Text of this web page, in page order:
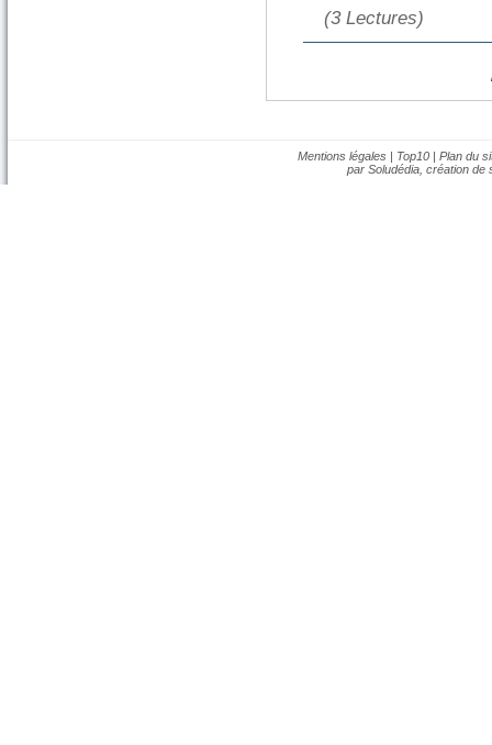
(3 Lectures)
Mentions légales | Top10 | Plan du
par Soludédia, création de